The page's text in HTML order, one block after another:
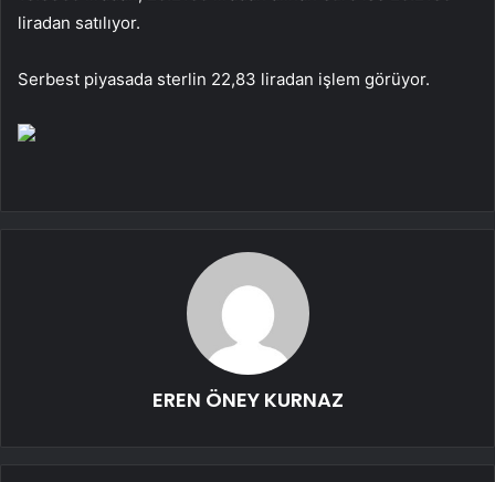
liradan satılıyor.
Serbest piyasada sterlin 22,83 liradan işlem görüyor.
EREN ÖNEY KURNAZ